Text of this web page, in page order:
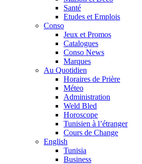
Santé
Etudes et Emplois
Conso
Jeux et Promos
Catalogues
Conso News
Marques
Au Quotidien
Horaires de Prière
Méteo
Administration
Weld Bled
Horoscope
Tunisien à l’étranger
Cours de Change
English
Tunisia
Business